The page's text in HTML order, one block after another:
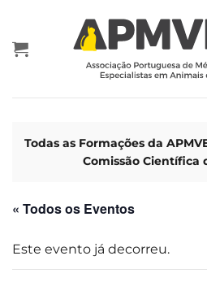
content
Todas as Formações da
Comissão Científica
« Todos os Eventos
Este evento já decorreu.